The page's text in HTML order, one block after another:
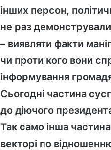
інших персон,
не раз
– виявляти факти
чи проти кого вони
інформування
Сьогодні частина
до діючого
Так само інша
векторі по